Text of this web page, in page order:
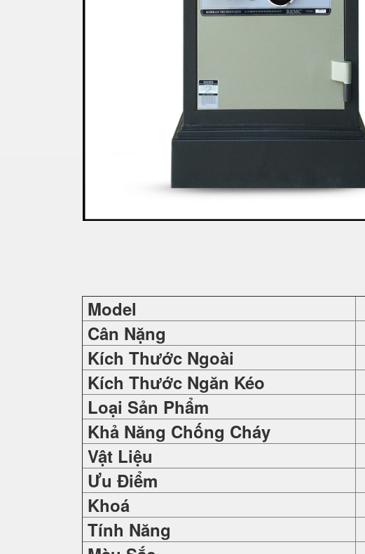
Model
Cân Nặng
Kích Thước Ngoài
Kích Thước Ngăn Kéo
Loại Sản Phẩm
Khả Năng Chống Cháy
Vật Liệu
Ưu Điểm
Khoá
Tính Năng